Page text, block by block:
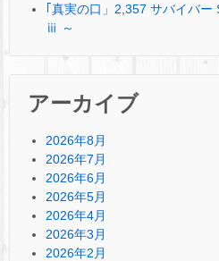
｢真実の口」2,357 サバイバ
ⅲ ～
アーカイブ
2026年8月
2026年7月
2026年6月
2026年5月
2026年4月
2026年3月
2026年2月